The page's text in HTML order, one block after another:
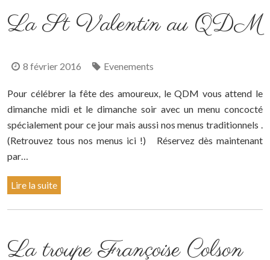
La St Valentin au QDM
8 février 2016 Evenements
Pour célébrer la fête des amoureux, le QDM vous attend le
dimanche midi et le dimanche soir avec un menu concocté
spécialement pour ce jour mais aussi nos menus traditionnels .
(Retrouvez tous nos menus ici !) Réservez dès maintenant
par…
Lire la suite
La troupe Françoise Colson